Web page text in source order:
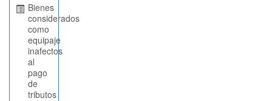
Bienes
considerados
como
equipaje
inafectos
al
pago
de
tributos